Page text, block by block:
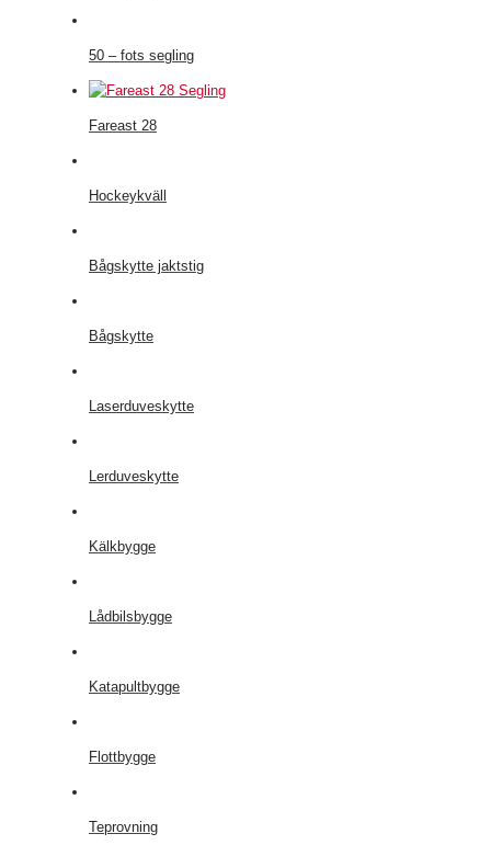
50 – fots segling
Fareast 28
Hockeykväll
Bågskytte jaktstig
Bågskytte
Laserduveskytte
Lerduveskytte
Kälkbygge
Lådbilsbygge
Katapultbygge
Flottbygge
Teprovning